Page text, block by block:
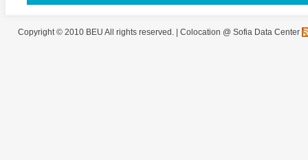
Copyright © 2010 BEU All rights reserved. | Colocation @ Sofia Data Center